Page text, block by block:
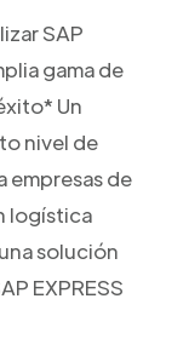
SAP
gama de
Un
nivel de
empresas de
logística
solución
EXPRESS